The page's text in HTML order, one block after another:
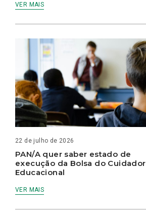
VER MAIS
22 de julho de 2026
PAN/A quer saber estado de
execução da Bolsa do Cuidador
Educacional
VER MAIS